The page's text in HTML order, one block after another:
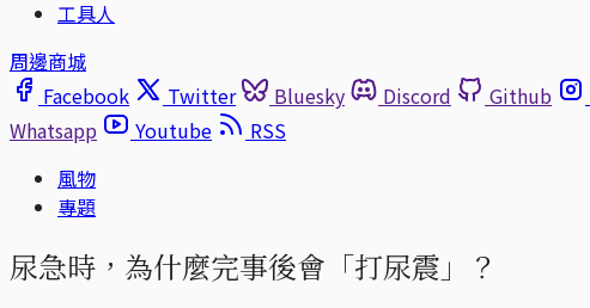
工具人
周邊商城
Facebook
Twitter Bluesky Discord Github
Whatsapp
Youtube
RSS
風物
專題
尿急時，為什麼完事後會「打尿震」？